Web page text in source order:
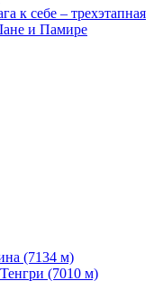
к себе – трехэтапная
и Памире
(7134 м)
(7010 м)